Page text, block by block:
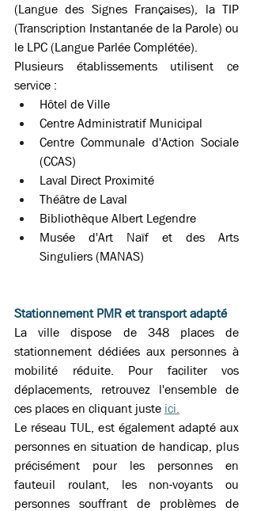
(Langue des Signes Françaises), la TIP
(Transcription Instantanée de la Parole) ou
le LPC (Langue Parlée Complétée).
Plusieurs établissements utilisent ce
service :
Hôtel de Ville
Centre Administratif Municipal
Centre Communale d'Action Sociale
(CCAS)
Laval Direct Proximité
Théâtre de Laval
Bibliothèque Albert Legendre
Musée d'Art Naïf et des Arts
Singuliers (MANAS)
Stationnement PMR et transport adapté
La ville dispose de 348 places de
stationnement dédiées aux personnes à
mobilité réduite. Pour faciliter vos
déplacements, retrouvez l'ensemble de
ces places en cliquant juste ici.
Le réseau TUL, est également adapté aux
personnes en situation de handicap, plus
précisément pour les personnes en
fauteuil roulant, les non-voyants ou
personnes souffrant de problèmes de